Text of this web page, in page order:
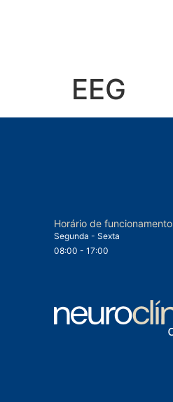
EEG
Horário de funcionamento
Segunda - Sexta
08:00 - 17:00